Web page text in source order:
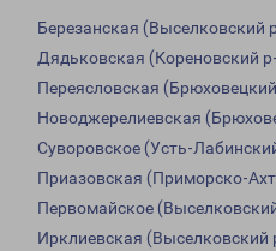
Березанская (Выселковский
Дядьковская (Кореновский
Переясловская
Новоджерелиевская
Суворовское (Усть-
Приазовская (Приморско-
Первомайское
Ирклиевская (Выселковский